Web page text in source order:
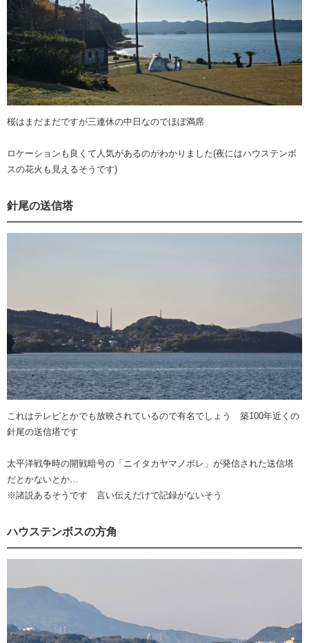
桜はまだまだですが三連休の中日なのでほぼ満席
ロケーションも良くて人気があるのがわかりました(夜にはハウステンボ
スの花火も見えるそうです)
針尾の送信塔
これはテレビとかでも放映されているので有名でしょう 築100年近くの
針尾の送信塔です
太平洋戦争時の開戦暗号の「ニイタカヤマノボレ」が発信された送信塔
だとかないとか…
※諸説あるそうです 言い伝えだけで記録がないそう
ハウステンボスの方角